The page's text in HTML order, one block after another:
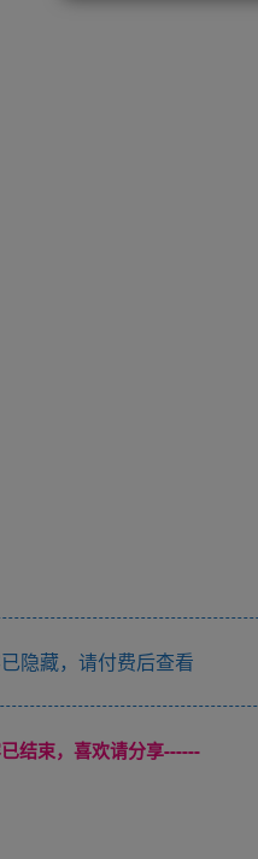
隐藏，请付费后查看
结束，喜欢请分享------